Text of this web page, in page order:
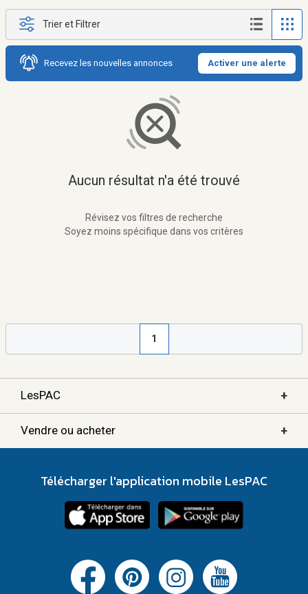
Trier et Filtrer
Recevez les nouvelles annonces Activer une alerte
Aucun résultat n'a été trouvé
Révisez vos filtres de recherche
Soyez moins spécifique dans vos critères
1
LesPAC +
Vendre ou acheter +
Télécharger l'application mobile LesPAC